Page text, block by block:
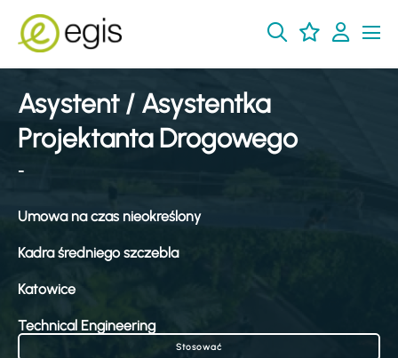
Asystent / Asystentka
Projektanta Drogowego
-
Umowa na czas nieokreślony
Kadra średniego szczebla
Katowice
Technical Engineering
Stosować